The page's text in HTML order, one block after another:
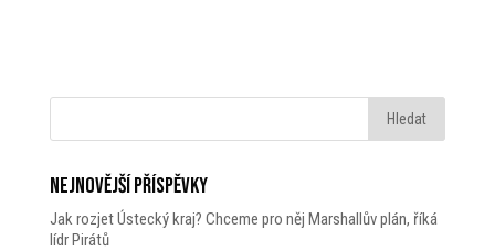
Nejnovější příspěvky
Jak rozjet Ústecký kraj? Chceme pro něj Marshallův plán, říká
lídr Pirátů